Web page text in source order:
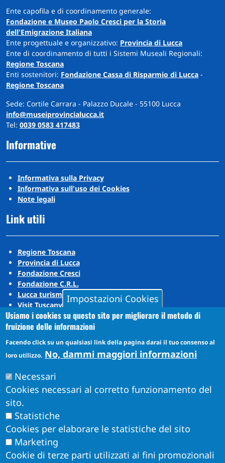
Ente capofila e di coordinamento generale:
Fondazione e Museo Paolo Cresci per la Storia
dell'Emigrazione Italiana
Ente progettuale e organizzativo: Provincia di Lucca
Ente di coordinamento di tutti i Sistemi Museali Regionali:
Regione Toscana
Enti sostenitori: Fondazione Cassa di Risparmio di Lucca -
Regione Toscana
Sede: Cortile Carrara - Palazzo Ducale - 55100 Lucca
info@museiprovincialucca.it
Tel: 0039 0583 417483
Informative
Informativa sulla Privacy
Informativa sull'uso dei Cookies
Note legali
Link utili
Regione Toscana
Provincia di Lucca
Fondazione Cresci
Fondazione C.R.L.
Lucca turismo
Visit Tuscany
Puccini Lands
Social media
YouTube
Impostazioni Cookies
Usiamo i cookies su questo sito per migliorare il metodo di
fruizione delle informazioni
Facendo click su un qualsiasi link della pagina darai il tuo consenso al
loro utilizzo. No, dammi maggiori informazioni
Necessari
Cookies necessari al corretto funzionamento del
sito.
Statistiche
Cookies per elaborare le statistiche del sito
Marketing
Cookie di terze parti utilizzati ai fini promozionali